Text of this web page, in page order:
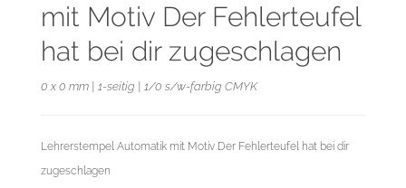
mit Motiv Der Fehlerteufel
hat bei dir zugeschlagen
0 x 0 mm | 1-seitig | 1/0 s/w-farbig CMYK
Lehrerstempel Automatik mit Motiv Der Fehlerteufel hat bei dir
zugeschlagen